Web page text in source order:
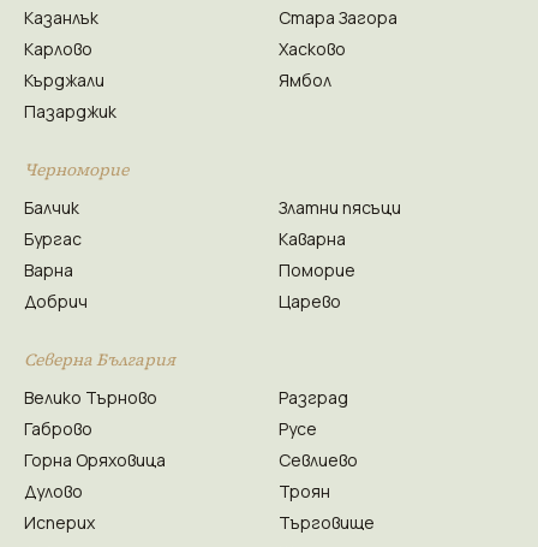
Казанлък
Карлово
Кърджали
Пазарджик
Стара Загора
Хасково
Ямбол
Черноморие
Балчик
Бургас
Варна
Добрич
Златни пясъци
Каварна
Поморие
Царево
Северна България
Велико Търново
Габрово
Горна Оряховица
Дулово
Исперих
Разград
Русе
Севлиево
Троян
Търговище